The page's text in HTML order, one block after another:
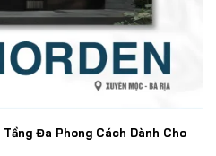
Đa Phong Cách Dành Cho